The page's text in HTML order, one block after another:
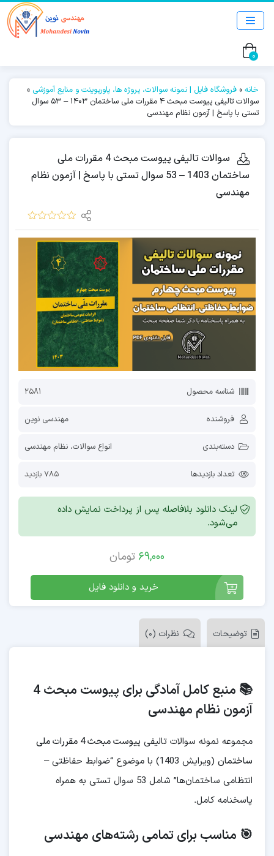
0
خانه » فروشگاه فایل | نمونه سوالات، پروژه ها، پاورپوینت و منابع آموزشی »
سوالات تالیفی پیوست مبحث 4 مقررات ملی ساختمان 1403 – 53 سوال
تستی با پاسخ | آزمون نظام مهندسی
سوالات تالیفی پیوست مبحث 4 مقررات ملی
ساختمان 1403 – 53 سوال تستی با پاسخ | آزمون نظام
مهندسی
شناسه محصول 2581
فروشنده مهندسی نوین
دسته‌بندی انواع سوالات، نظام مهندسی
تعداد بازدیدها 785 بازدید
لینک دانلود بلافاصله پس از پرداخت نمایش داده
می‌شود.
69,000 تومان
خرید و دانلود فایل
توضیحات نظرات (0)
📚 منبع کامل آمادگی برای پیوست مبحث 4
آزمون نظام مهندسی
مجموعه نمونه سوالات تالیفی
پیوست مبحث 4 مقررات ملی
ساختمان
(ویرایش 1403) با موضوع “ضوابط حفاظتی –
انتظامی ساختمان‌ها” شامل 53 سوال تستی به همراه
پاسخنامه کامل.
🎯 مناسب برای تمامی رشته‌های مهندسی